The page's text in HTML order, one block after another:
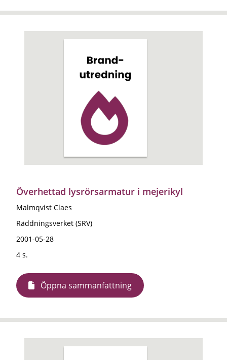
Överhettad lysrörsarmatur i mejerikyl
Malmqvist Claes
Räddningsverket (SRV)
2001-05-28
4 s.
Öppna sammanfattning